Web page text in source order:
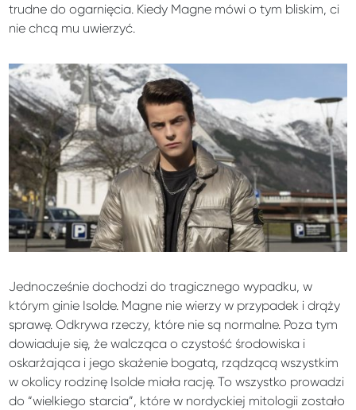
trudne do ogarnięcia. Kiedy Magne mówi o tym bliskim, ci
nie chcą mu uwierzyć.
Jednocześnie dochodzi do tragicznego wypadku, w
którym ginie Isolde. Magne nie wierzy w przypadek i drąży
sprawę. Odkrywa rzeczy, które nie są normalne. Poza tym
dowiaduje się, że walcząca o czystość środowiska i
oskarżająca i jego skażenie bogatą, rządzącą wszystkim
w okolicy rodzinę Isolde miała rację. To wszystko prowadzi
do “wielkiego starcia”, które w nordyckiej mitologii zostało